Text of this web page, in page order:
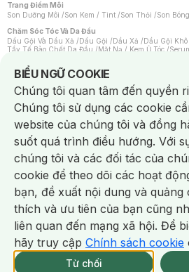
Giao Nhanh
tại 337 Chi
Trang Điểm Môi
Son Dưỡng Môi /Son Kem / Tint /Son Thỏi /Son Bóng
Chăm Sóc Tóc Và Da Đầu
Dầu Gội Và Dầu Xả /Dầu Gội /Dầu Xả /Dầu Gội Khô
Tẩy Tế Bào Chết Da Đầu /Mặt Nạ / Kem Ủ Tóc /
Máy Sấy Tóc
Lược
Kem Tẩy Lông/Dụng Cụ Tẩy Lông
Nước Hoa
Nước Hoa Nam Nước Hoa Cao Cấp
Nước Hoa Vùng Kín
Chăm Sóc Cá Nhân
Chống Muỗi
Khẩu Trang Máy Massage Mặt Nạ
Sản Phẩm Chăm Sóc Khác/ Bàn Chải Đánh Răng /
Hỗ Trợ Trắng Răng / Kem Đánh Răng Máy Tăm Nước
Tăm / Chỉ Nha Khoa /Xịt Thơm Miệng / Dung Dịch
Khăn Ướt Vệ Sinh Vùng Kín
/Băng Vệ Sinh Tampon
Máy Cạo Râu
Vấn Đề Về Da
Da Dầu / Lỗ Chân Lông To
Da Khô / Mất Nước /Da
Da Nhạy Cảm / Kích Ứng/Da Xỉn Màu/Thâm /
Quầng Thâm & Bọng Mắt/ Sẹo
Viêm Da Cơ Địa
Dụng Cụ / Phụ Kiện Chăm Sóc Da
/Khăn Lau Mặt Khô Dụng Cụ /
BIỂU NGỮ COOKIE
Notice about cookies usage
Chúng tôi quan tâm đến quyền
Chúng tôi sử dụng các cookie
website của chúng tôi và đồng
suốt quá trình điều hướng. Với
chúng tôi và các đối tác của
cookie để theo dõi các hoạt
bạn, đề xuất nội dung và
thích và ưu tiên của bạn cũng
liên quan đến mạng xã hội. Để
hãy truy cập Chính sách cookie
Từ chối